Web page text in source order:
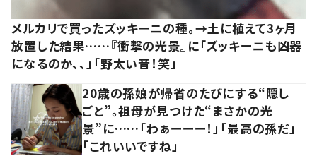
メルカリで買ったズッキーニの種。→土に植えて3ヶ月
放置した結果……『衝撃の光景』に「ズッキーニも凶器
になるのか、、」「野太い音！笑」
20歳の孫娘が帰省のたびにする“隠し
ごと”。祖母が見つけた“まさかの光
景”に……「わぁーーー！」「最高の孫だ」
「これいいですね」